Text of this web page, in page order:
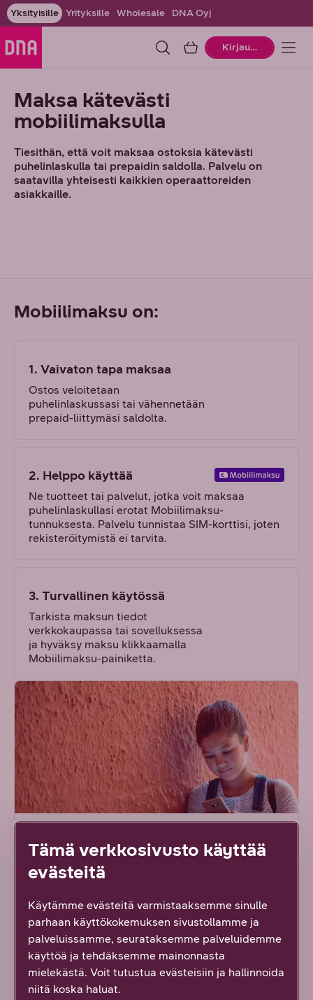
Yksityisille Yrityksille Wholesale DNA Oyj
OstoskoriKirjaudu
Maksa kätevästi
mobiilimaksulla
Tiesithän, että voit maksaa ostoksia kätevästi
puhelinlaskulla tai prepaidin saldolla. Palvelu on
saatavilla yhteisesti kaikkien operaattoreiden
asiakkaille.
Mobiilimaksu on:
1. Vaivaton tapa maksaa
Ostos veloitetaan
puhelinlaskussasi tai vähennetään
prepaid-liittymäsi saldolta.
2. Helppo käyttää
Ne tuotteet tai palvelut, jotka voit maksaa
puhelinlaskullasi erotat Mobiilimaksu-
tunnuksesta. Palvelu tunnistaa SIM-korttisi, joten
rekisteröitymistä ei tarvita.
3. Turvallinen käytössä
Tarkista maksun tiedot
verkkokaupassa tai sovelluksessa
ja hyväksy maksu klikkaamalla
Mobiilimaksu-painiketta.
Puhelinliittymiin on tarjolla useita puhelimen
käyttöä ja suojausta helpottavia esto- ja
rajoituspalveluita.
Tutustu estoihin
Mobiilimaksaminen
sovelluskaupoissa
Tämä verkkosivusto käyttää
evästeitä
Käytämme evästeitä varmistaaksemme sinulle
parhaan käyttökokemuksen sivustollamme ja
palveluissamme, seurataksemme palveluidemme
käyttöä ja tehdäksemme mainonnasta
mielekästä. Voit tutustua evästeisiin ja hallinnoida
niitä koska haluat.